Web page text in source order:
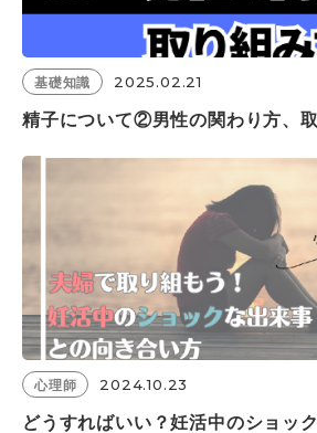
基礎知識 2025.02.21
精子について②男性の関わり方、
心理師 2024.10.23
どうすればいい？妊活中のショッ